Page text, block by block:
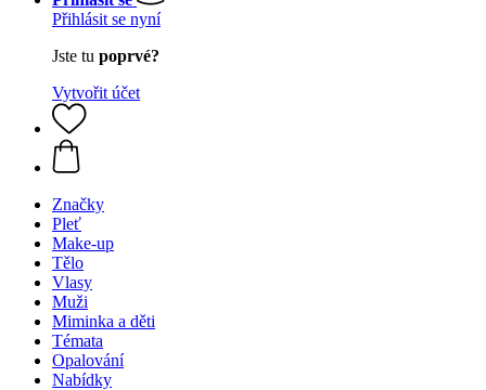
Přihlásit se nyní
Jste tu poprvé?
Vytvořit účet
Značky
Pleť
Make-up
Tělo
Vlasy
Muži
Miminka a děti
Témata
Opalování
Nabídky